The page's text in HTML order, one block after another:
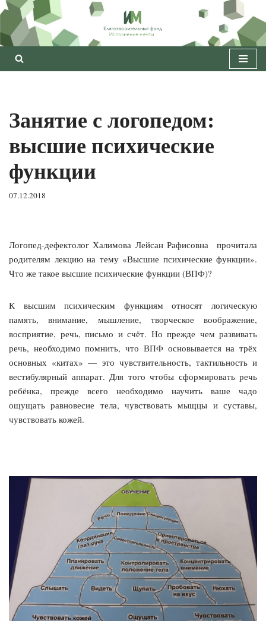
Перейти
к
содержимому
Занятие с логопедом:
высшие психические
функции
07.12.2018
Логопед-дефектолог Халимова Лейсан Рафисовна прочитала
родителям лекцию на тему «Высшие психические функции».
Что же такое высшие психические функции (ВПФ)?
К высшим психическим функциям относят логическую
память, внимание, мышление, творческое воображение,
восприятие, речь, письмо и счёт. Но прежде чем развивать
речь, необходимо помнить, что ВПФ основывается на трёх
основных «китах» — это чувствительность, тактильность и
вестибулярный аппарат. Для того чтобы сформировать речь
ребёнка, прежде всего необходимо научить ваше чадо
ощущать равновесие тела, чувствовать мыщцы и суставы,
чувствовать кожей.